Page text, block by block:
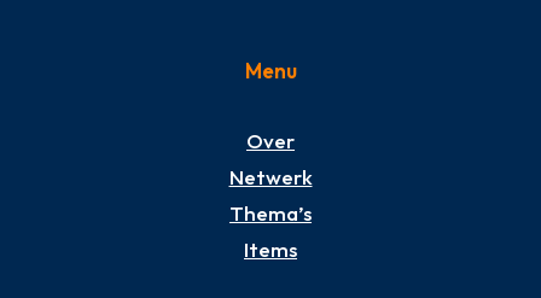
Menu
Over
Netwerk
Thema’s
Items